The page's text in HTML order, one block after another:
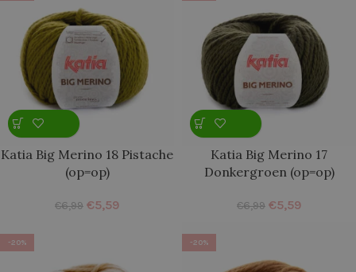
Katia Big Merino 18 Pistache
(op=op)
€6,99 €5,59
Katia Big Merino 17
Donkergroen (op=op)
€6,99 €5,59
-20% -20%